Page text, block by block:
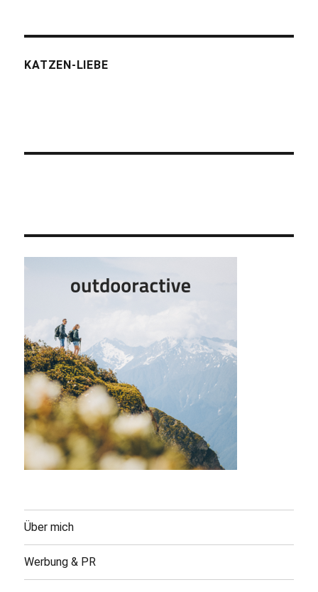
KATZEN-LIEBE
Über mich
Werbung & PR